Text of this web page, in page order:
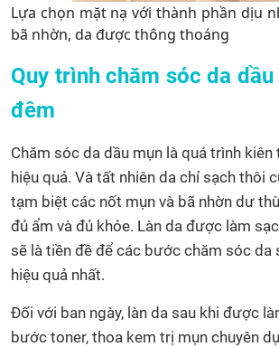
Lựa chọn mặt nạ với thành phần dịu
bã nhờn, da được thông thoáng
Quy trình chăm sóc da
đêm
Chăm sóc da dầu mụn là quá trình
hiệu quả. Và tất nhiên da chỉ sạch thôi
tạm biệt các nốt mụn và bã nhờn dư
đủ ẩm và đủ khỏe. Làn da được làm
sẽ là tiền đề để các bước chăm sóc da
hiệu quả nhất.
Đối với ban ngày, làn da sau khi được
bước toner, thoa kem trị mụn chuyên